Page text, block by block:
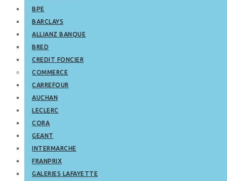
BPE
BARCLAYS
ALLIANZ BANQUE
BRED
CREDIT FONCIER
COMMERCE
CARREFOUR
AUCHAN
LECLERC
CORA
GEANT
INTERMARCHE
FRANPRIX
GALERIES LAFAYETTE